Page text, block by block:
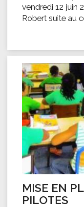
vendredi 12 juin
Robert suite au
MISE EN
PILOTES